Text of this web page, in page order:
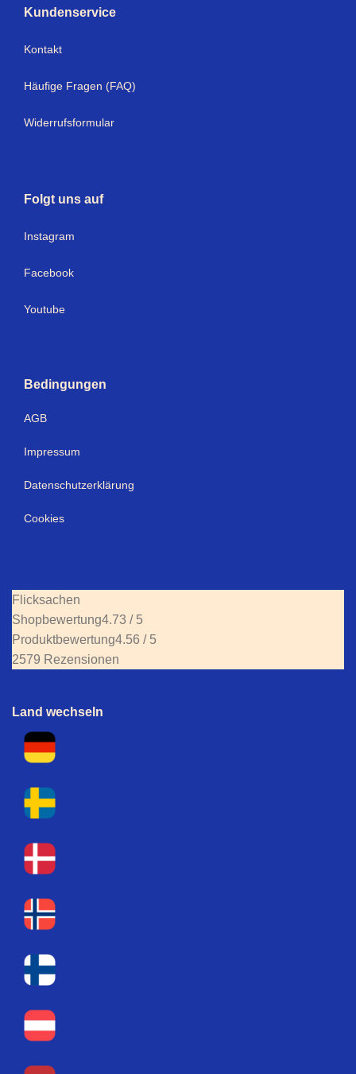
Kundenservice
Kontakt
Häufige Fragen (FAQ)
Widerrufsformular
Folgt uns auf
Instagram
Facebook
Youtube
Bedingungen
AGB
Impressum
Datenschutzerklärung
Cookies
Flicksachen
Shopbewertung4.73 / 5
Produktbewertung4.56 / 5
2579 Rezensionen
Land wechseln